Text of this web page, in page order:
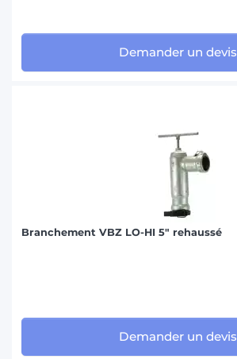
Demander un devis
Branchement VBZ LO-HI 5" rehaussé
Demander un devis